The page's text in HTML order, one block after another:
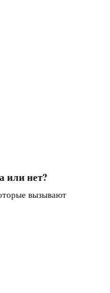
или нет?
вызывают